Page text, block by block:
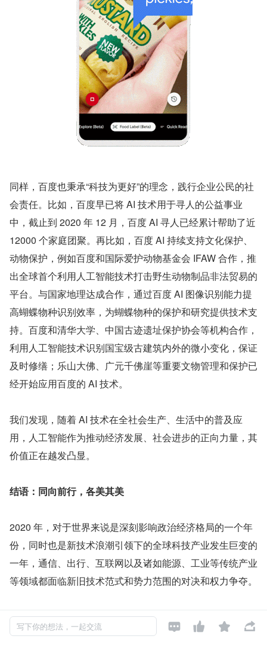
同样，百度也秉承“科技为更好”的理念，践行企业公民的社
会责任。比如，百度早已将 AI 技术用于寻人的公益事业
中，截止到 2020 年 12 月，百度 AI 寻人已经累计帮助了近
12000 个家庭团聚。再比如，百度 AI 持续支持文化保护、
动物保护，例如百度和国际爱护动物基金会 IFAW 合作，推
出全球首个利用人工智能技术打击野生动物制品非法贸易的
平台。与国家地理达成合作，通过百度 AI 图像识别能力提
高蝴蝶物种识别效率，为蝴蝶物种的保护和研究提供技术支
持。百度和清华大学、中国古迹遗址保护协会等机构合作，
利用人工智能技术识别国宝级古建筑内外的微小变化，保证
及时修缮；乐山大佛、广元千佛崖等重要文物管理和保护已
经开始应用百度的 AI 技术。
我们发现，随着 AI 技术在全社会生产、生活中的普及应
用，人工智能作为推动经济发展、社会进步的正向力量，其
价值正在越发凸显。
结语：同向前行，各美其美
2020 年，对于世界来说是深刻影响政治经济格局的一个年
份，同时也是新技术浪潮引领下的全球科技产业发生巨变的
一年，通信、出行、互联网以及诸如能源、工业等传统产业
等领域都面临新旧技术范式和势力范围的对决和权力争夺。
AI 技术，尽管在这一年并没有在基础算法领域出现多少显
著突破，但是 AI 技术正在从少数科技公司的研究成果全面
写下你的想法，一起交流    